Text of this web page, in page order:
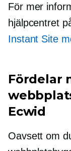
För mer
hjälpcentret
Instant Site
Fördelar
Ecwid
Oavsett om